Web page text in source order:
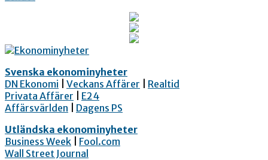
Svenska ekonominyheter
DN Ekonomi
Veckans Affärer
Realtid
Privata Affärer
E24
Affärsvärlden
Dagens PS
Utländska ekonominyheter
Business Week
Fool.com
Wall Street Journal